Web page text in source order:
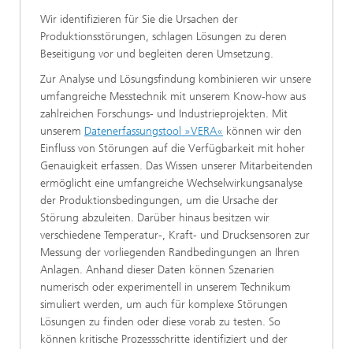
Wir identifizieren für Sie die Ursachen der
Produktionsstörungen, schlagen Lösungen zu deren
Beseitigung vor und begleiten deren Umsetzung.
Zur Analyse und Lösungsfindung kombinieren wir unsere
umfangreiche Messtechnik mit unserem Know-how aus
zahlreichen Forschungs- und Industrieprojekten. Mit
unserem Datenerfassungstool »VERA« können wir den
Einfluss von Störungen auf die Verfügbarkeit mit hoher
Genauigkeit erfassen. Das Wissen unserer Mitarbeitenden
ermöglicht eine umfangreiche Wechselwirkungsanalyse
der Produktionsbedingungen, um die Ursache der
Störung abzuleiten. Darüber hinaus besitzen wir
verschiedene Temperatur-, Kraft- und Drucksensoren zur
Messung der vorliegenden Randbedingungen an Ihren
Anlagen. Anhand dieser Daten können Szenarien
numerisch oder experimentell in unserem Technikum
simuliert werden, um auch für komplexe Störungen
Lösungen zu finden oder diese vorab zu testen. So
können kritische Prozessschritte identifiziert und der